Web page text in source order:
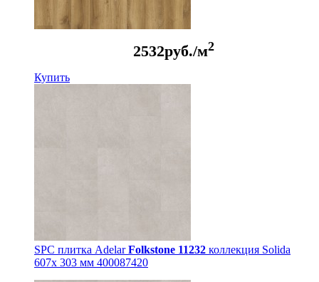
2532руб./м2
Купить
SPC плитка AdelarFolkstone 11232 коллекция Solida
607x 303 мм 400087420